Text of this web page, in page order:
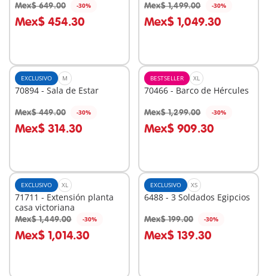
Mex$ 649.00 -30%
Mex$ 454.30
A la cesta
Mex$ 1,499.00 -30%
Mex$ 1,049.30
A la cesta
EXCLUSIVO M
70894 - Sala de Estar
Mex$ 449.00 -30%
Mex$ 314.30
A la cesta
BESTSELLER XL
70466 - Barco de Hércules
Mex$ 1,299.00 -30%
Mex$ 909.30
A la cesta
EXCLUSIVO XL
71711 - Extensión planta
casa victoriana
Mex$ 1,449.00 -30%
Mex$ 1,014.30
A la cesta
EXCLUSIVO XS
6488 - 3 Soldados Egipcios
Mex$ 199.00 -30%
Mex$ 139.30
A la cesta